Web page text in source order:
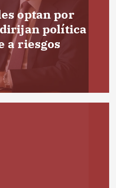
optan por
política
a riesgos